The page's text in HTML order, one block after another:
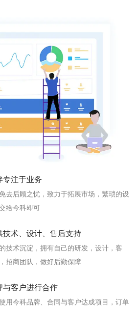
专注于业务
去后顾之忧，致力于拓展市场，繁琐的设
给今科即可
技术、设计、售后支持
技术沉淀，拥有自己的研发，设计，客
招商团队，做好后勤保障
与客户进行合作
用今科品牌、合同与客户达成项目，订单